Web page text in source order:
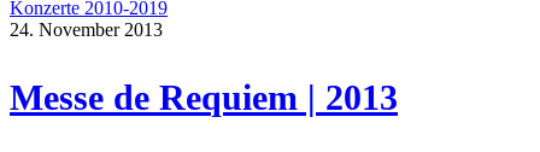
Konzerte 2010-2019
24. November 2013
Messe de Requiem | 2013